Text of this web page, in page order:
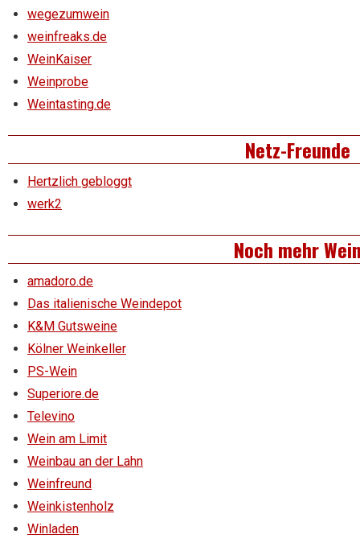
wegezumwein
weinfreaks.de
WeinKaiser
Weinprobe
Weintasting.de
Netz-Freunde
Hertzlich gebloggt
werk2
Noch mehr
amadoro.de
Das italienische Weindepot
K&M Gutsweine
Kölner Weinkeller
PS-Wein
Superiore.de
Televino
Wein am Limit
Weinbau an der Lahn
Weinfreund
Weinkistenholz
Winladen